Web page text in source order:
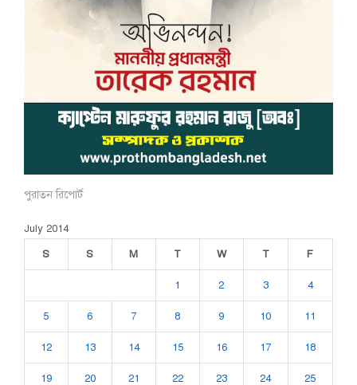
পুরাতন রিপোর্ট
July 2014
S
S M T W T F
1 2 3 4
5 6 7 8 9 10 11
12 13 14 15 16 17 18
19 20 21 22 23 24 25